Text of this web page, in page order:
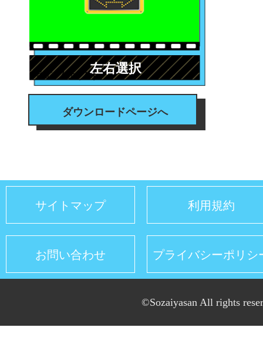
#エフェクト左右選択
ダウンロードページへ
サイトマップ 利用規約
お問い合わせ プライバシーポリシ
©Sozaiyasan All rights